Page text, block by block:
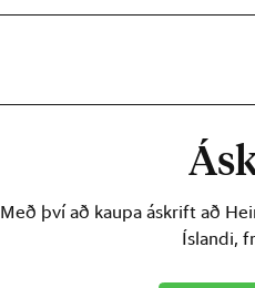
Með því að kaupa áskrift að
Íslandi,